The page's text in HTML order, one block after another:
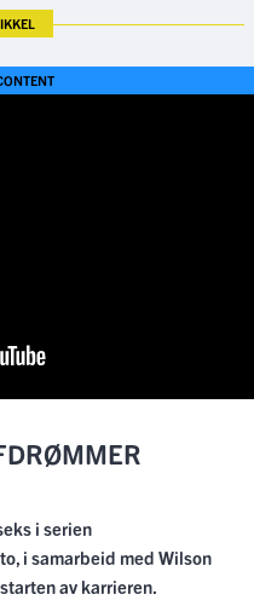
i serien
i samarbeid med Wilson
av karrieren.